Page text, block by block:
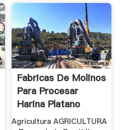
Fabricas De Molinos
Para Procesar
Harina Platano
Agricultura AGRICULTURA